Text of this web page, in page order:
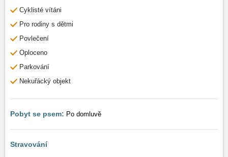
Cyklisté vítáni
Pro rodiny s dětmi
Povlečení
Oploceno
Parkování
Nekuřácký objekt
Pobyt se psem: Po domluvě
Stravování